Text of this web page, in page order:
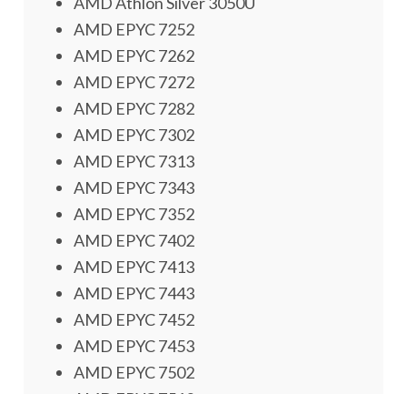
AMD EPYC 7252
AMD EPYC 7262
AMD EPYC 7272
AMD EPYC 7282
AMD EPYC 7302
AMD EPYC 7313
AMD EPYC 7343
AMD EPYC 7352
AMD EPYC 7402
AMD EPYC 7413
AMD EPYC 7443
AMD EPYC 7452
AMD EPYC 7453
AMD EPYC 7502